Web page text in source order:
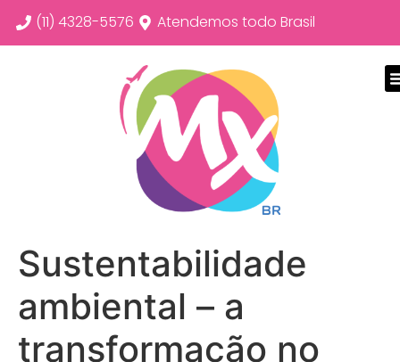
(11) 4328-5576 Atendemos todo Brasil
Sustentabilidade
ambiental – a
transformação no